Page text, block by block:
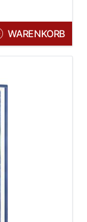
WARENKORB